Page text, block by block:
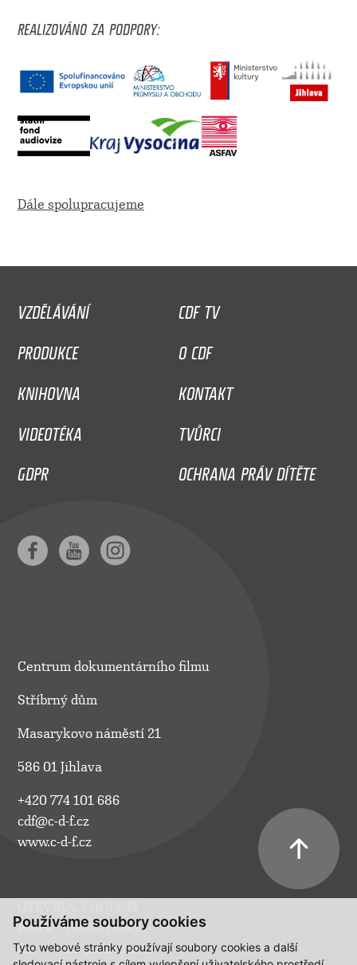
Používáme soubory cookies
Tyto webové stránky používají soubory cookies a další
REALIZOVÁNO ZA PODPORY:
Dále spolupracujeme
VZDĚLÁVÁNÍ
CDF TV
PRODUKCE
O CDF
KNIHOVNA
KONTAKT
VIDEOTÉKA
TVŮRCI
GDPR
OCHRANA PRÁV DÍTĚTE
Centrum dokumentárního filmu
Stříbrný dům
Masarykovo náměstí 21
586 01 Jihlava
+420 774 101 686
cdf@c-d-f.cz
www.c-d-f.cz
Po–Pá:
10.00–18.00
So:
na požádání